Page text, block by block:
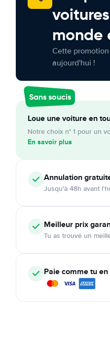
monde
Cette
aujourd'hui !
Sans soucis
Loue une voiture en
Notre choix n° 1 pour un
En savoir plus
Annulation
Jusqu'à 48h avant
Meilleur prix
Tu as trouvé un
Paie comme tu